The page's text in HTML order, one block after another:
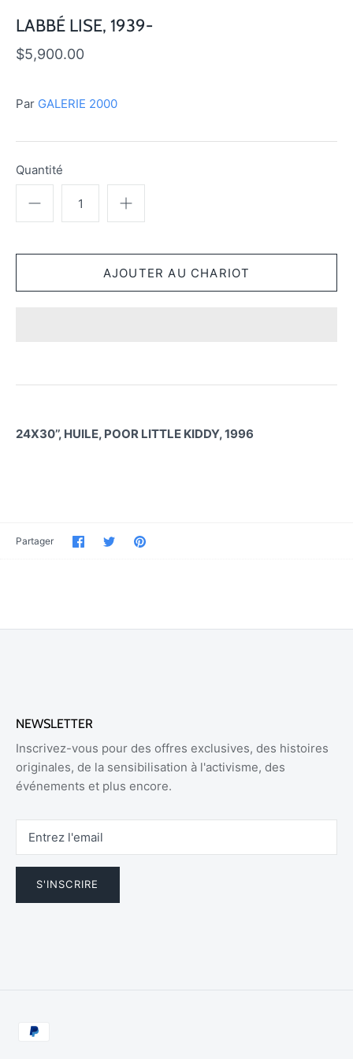
LABBÉ LISE, 1939-
$5,900.00
Par GALERIE 2000
Quantité
24X30’’, HUILE, POOR LITTLE KIDDY, 1996
Partager Partager
sur
PartagerÉpinglez-
NEWSLETTER
Inscrivez-vous pour des offres exclusives, des histoires
originales, de la sensibilisation à l'activisme, des
événements et plus encore.
S'INSCRIRE